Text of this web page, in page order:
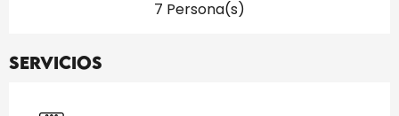
7 Persona(s)
Servicios